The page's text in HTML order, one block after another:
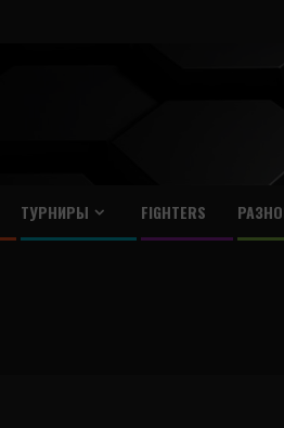
ТУРНИРЫ FIGHTERS